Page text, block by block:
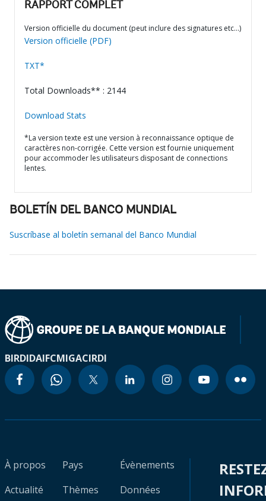
RAPPORT COMPLET
Version officielle du document (peut inclure des signatures etc…)
Version officielle (PDF)
TXT*
Total Downloads** : 2144
Download Stats
*La version texte est une version à reconnaissance optique de
caractères non-corrigée. Cette version est fournie uniquement
pour accommoder les utilisateurs disposant de connections
lentes.
BOLETÍN DEL BANCO MUNDIAL
Suscríbase al boletín semanal del Banco Mundial
BIRDIDAIFCMIGACIRDI
À propos
Actualité
Pays
Thèmes
Évènements
Données